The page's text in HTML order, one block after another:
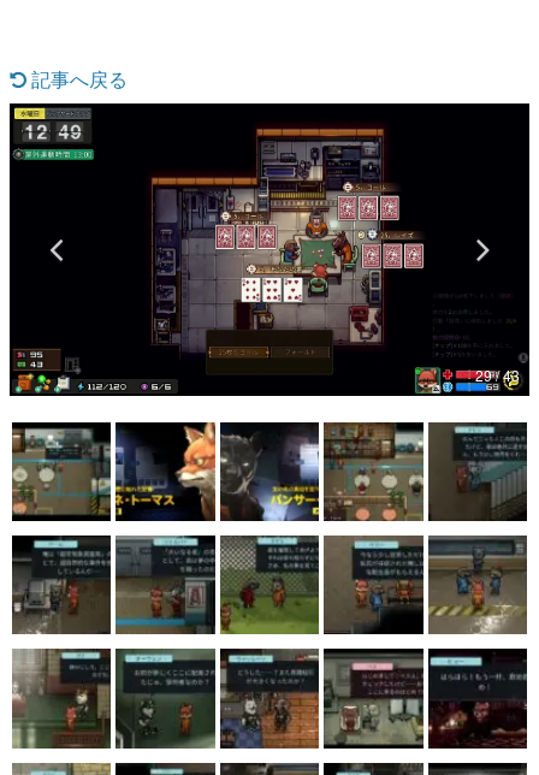
なんでゲームは面白い？
ゲーム開発者・hamatsu氏がゲームの魅力を画面や操作の
具体的な形から解き明かしていく、硬派で骨太な評論連載
です。
ゲームが変えた日本語
「経験値」「裏技」「ラスボス」… ゲームにまつわる言葉
の起源や用法の変遷を、コンピューター文化史研究家・タ
イニーP氏が徹底調査。
カテゴリ
特集記事
マンガ
女性向け
アプリレビュー
その他
電ファミニコゲーマーとは？
運営：株式会社マレ
記事へ戻る
29 / 43